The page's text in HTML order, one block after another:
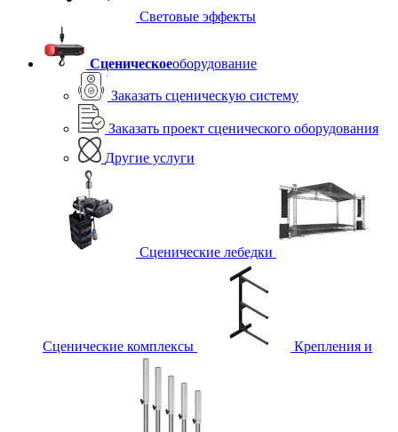
Световые эффекты
Сценическоеоборудование
Заказать сценическую систему
Заказать проект сценического оборудования
Другие услуги
Сценические лебедки
Сценические комплексы Крепления и